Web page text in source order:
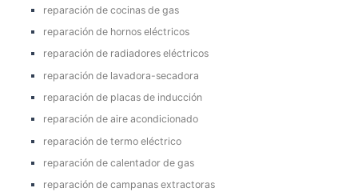
reparación de cocinas de gas
reparación de hornos eléctricos
reparación de radiadores eléctricos
reparación de lavadora-secadora
reparación de placas de inducción
reparación de aire acondicionado
reparación de termo eléctrico
reparación de calentador de gas
reparación de campanas extractoras